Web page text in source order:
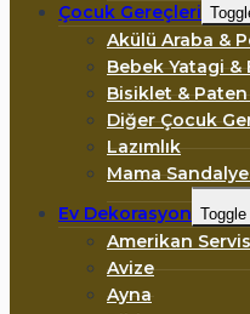
Çocuk Gereçleri
Akülü Araba &
Bebek Yatagi &
Bisiklet &
Diğer Çocuk
Lazımlık
Mama
Ev Dekorasyon
Amerikan
Avize
Ayna